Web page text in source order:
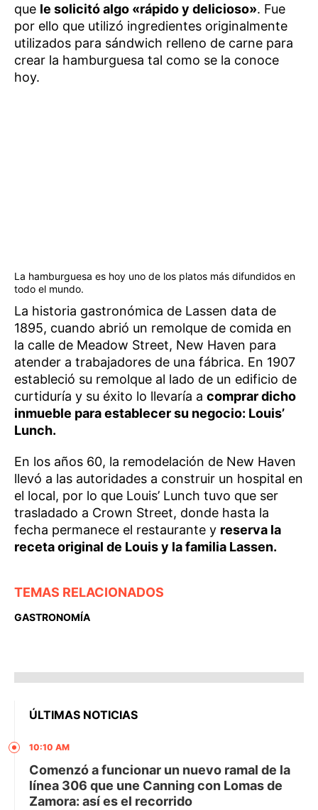
que le solicitó algo «rápido y delicioso». Fue
por ello que utilizó ingredientes originalmente
utilizados para sándwich relleno de carne para
crear la hamburguesa tal como se la conoce
hoy.
La hamburguesa es hoy uno de los platos más difundidos en
todo el mundo.
La historia gastronómica de Lassen data de
1895, cuando abrió un remolque de comida en
la calle de Meadow Street, New Haven para
atender a trabajadores de una fábrica. En 1907
estableció su remolque al lado de un edificio de
curtiduría y su éxito lo llevaría a comprar dicho
inmueble para establecer su negocio: Louis’
Lunch.
En los años 60, la remodelación de New Haven
llevó a las autoridades a construir un hospital en
el local, por lo que Louis’ Lunch tuvo que ser
trasladado a Crown Street, donde hasta la
fecha permanece el restaurante y reserva la
receta original de Louis y la familia Lassen.
TEMAS RELACIONADOS
GASTRONOMÍA
ÚLTIMAS NOTICIAS
10:10 AM
Comenzó a funcionar un nuevo ramal de la
línea 306 que une Canning con Lomas de
Zamora: así es el recorrido